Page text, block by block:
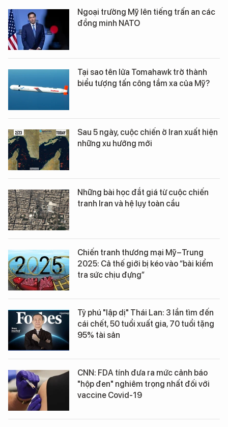
Ngoại trưởng Mỹ lên tiếng trấn an các
đồng minh NATO
Tại sao tên lửa Tomahawk trở thành
biểu tượng tấn công tầm xa của Mỹ?
Sau 5 ngày, cuộc chiến ở Iran xuất hiện
những xu hướng mới
Những bài học đắt giá từ cuộc chiến
tranh Iran và hệ lụy toàn cầu
Chiến tranh thương mại Mỹ–Trung
2025: Cả thế giới bị kéo vào “bài kiểm
tra sức chịu đựng”
Tỷ phú "lập dị" Thái Lan: 3 lần tìm đến
cái chết, 50 tuổi xuất gia, 70 tuổi tặng
95% tài sản
CNN: FDA tính đưa ra mức cảnh báo
"hộp đen" nghiêm trọng nhất đối với
vaccine Covid-19